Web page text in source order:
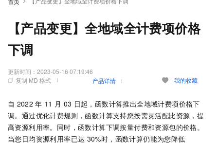
【产品变更】全地域全计费项价格
下调
更新时间： 2023-05-16 07:19:46
复制 MD 格式
产品详情 我的收藏
自 2022 年 11 月 03 日起， 函数计算推出全地域计费项价格下
调。通过优化计费规则， 函数计算支持您按需灵活配比资源，提
高资源利用率。同时， 函数计算下调按量付费和资源包的价格。
当您日均资源利用率已达 30%时， 函数计算仍能为您降低